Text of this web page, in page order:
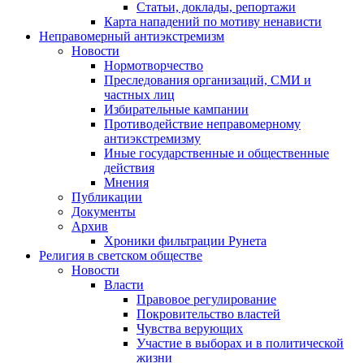
Статьи, доклады, репортажи
Карта нападений по мотиву ненависти
Неправомерный антиэкстремизм
Новости
Нормотворчество
Преследования организаций, СМИ и
частных лиц
Избирательные кампании
Противодействие неправомерному
антиэкстремизму
Иные государственные и общественные
действия
Мнения
Публикации
Документы
Архив
Хроники фильтрации Рунета
Религия в светском обществе
Новости
Власти
Правовое регулирование
Покровительство властей
Чувства верующих
Участие в выборах и в политической
жизни